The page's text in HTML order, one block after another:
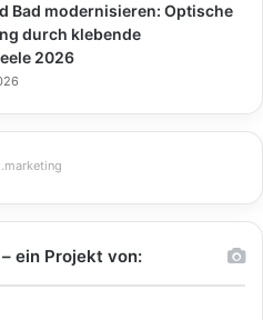
Bad modernisieren: Optische
durch klebende
2026
ein Projekt von: